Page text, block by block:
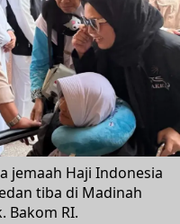
jemaah Haji Indonesia
tiba di Madinah
Bakom RI.